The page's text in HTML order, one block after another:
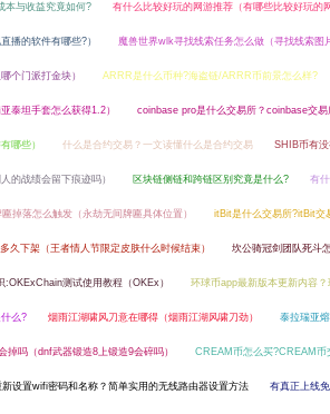
本与收益究竟如何? 有什么比较好玩的网游推荐（有哪些比较好玩的网
播的软件有哪些?） 魔兽世界wlk寻找线索任务怎么做（寻找线索图
个门派打金块） ARRR是什么币种?海盗链/ARRR币前景怎么样?
泰坦手套怎么获得1.2） coinbase pro是什么交易所？coinbase交易
哪些） 什么是合约交易？一文读懂什么是合约交易 SHIB币有
的战绩会留下痕迹吗） 区块链侧链和跨链区别究竟是什么? 有
掉落怎么触发（永劫无间牌匾具体位置） itBit是什么交易所?itBit交
久下架（王者情人节限定皮肤什么时候结束） 坎公骑冠剑团队死斗
:OKExChain测试使用教程（OKEx） 环球币app最新版本更新内容
么? 烟雨江湖啸风刀意在哪得（烟雨江湖风啸刀劲） 泰拉瑞亚
掉吗（dnf武器锻造8上锻造9会碎吗） CREAM币怎么买?CREAM币
设置wifi密码和名称？简单实用的无线路由器设置方法 有真正上线